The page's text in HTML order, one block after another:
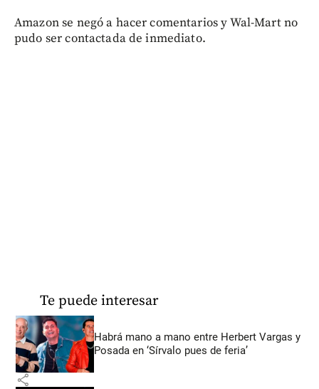
Amazon se negó a hacer comentarios y Wal-Mart no
pudo ser contactada de inmediato.
Te puede interesar
Habrá mano a mano entre Herbert Vargas y
Posada en ‘Sírvalo pues de feria’
share